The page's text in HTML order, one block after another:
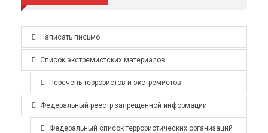
Написать письмо
Список экстремистских материалов
Перечень террористов и экстремистов
Федеральный реестр запрещенной информации
Федеральный список террористических организаций